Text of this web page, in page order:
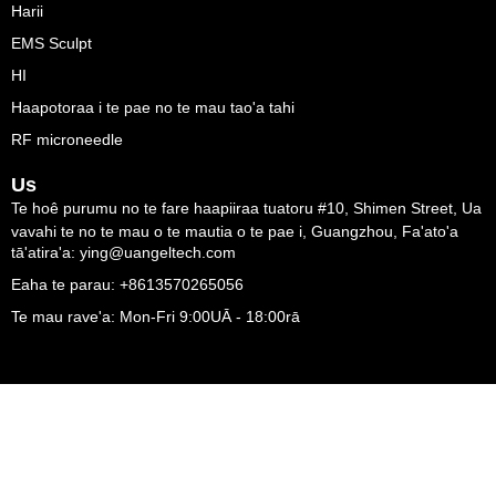
Harii
EMS Sculpt
HI
Haapotoraa i te pae no te mau tao'a tahi
RF microneedle
Us
Te hoê purumu no te fare haapiiraa tuatoru #10, Shimen Street, Ua
vavahi te no te mau o te mautia o te pae i, Guangzhou, Fa'ato'a
tā'atira'a: ying@uangeltech.com
Eaha te parau: +8613570265056
Te mau rave'a: Mon-Fri 9:00UĀ - 18:00rā